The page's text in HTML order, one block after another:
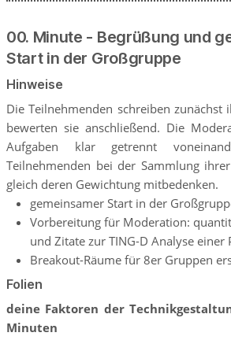
00. Minute - Begrüßung und
Start in der Großgruppe
Hinweise
Die Teilnehmenden schreiben zunächst
bewerten sie anschließend. Die
Aufgaben klar getrennt
Teilnehmenden bei der Sammlung
gleich deren Gewichtung mitbedenken.
gemeinsamer Start in der
Vorbereitung für Moderation:
und Zitate zur TING-D Analyse einer
Breakout-Räume für 8er Gruppen
Folien
deine Faktoren der
Minuten